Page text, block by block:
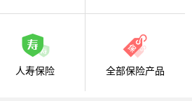
人寿保险 全部保险产品